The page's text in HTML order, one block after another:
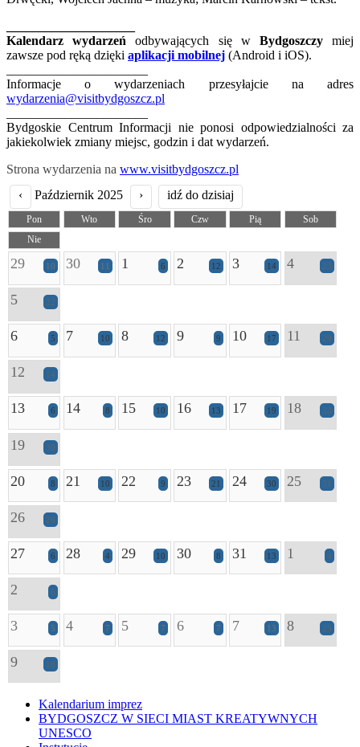
Kalendarz wydarzeń odbywających się w Bydgoszczymiej
zawsze pod ręką dzięki aplikacji mobilnej (Android i iOS).
Informacje o wydarzeniach przesyłajcie na adres
wydarzenia@visitbydgoszcz.pl
Bydgoskie Centrum Informacji nie ponosi odpowiedzialności za
jakiekolwiek zmiany miejsc, godzin i dat wydarzeń.
Strona wydarzenia na www.visitbydgoszcz.pl
‹
Październik 2025 › idź do dzisiaj
Pon Wto Śro Czw Pią
Sob
Nie
29 10 30 11 1 6 2 12 3 14 4 23
5 22
6 5 7 10 8 12 9 9 10 17 11 29
12 14
13 6 14 8 15 10 16 13 17 19 18 33
19 30
20 8 21 10 22 9 23 21 24 30 25 31
26 26
27 6 28 4 29 10 30 8 31 13 1 4
2 6
3 5 4 7 5 7 6 7 7 13 8 25
9 18
Kalendarium imprez
BYDGOSZCZ W SIECI MIAST KREATYWNYCH
UNESCO